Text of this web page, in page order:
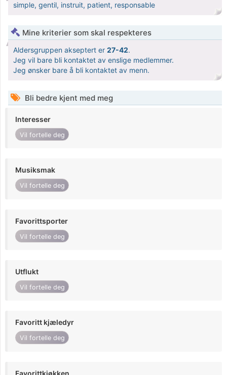
simple, gentil, instruit, patient, responsable
Mine kriterier som skal respekteres
Aldersgruppen akseptert er 27-42.
Jeg vil bare bli kontaktet av enslige medlemmer.
Jeg ønsker bare å bli kontaktet av menn.
Bli bedre kjent med meg
Interesser
Vil fortelle deg
Musiksmak
Vil fortelle deg
Favorittsporter
Vil fortelle deg
Utflukt
Vil fortelle deg
Favoritt kjæledyr
Vil fortelle deg
Favorittkjøkken